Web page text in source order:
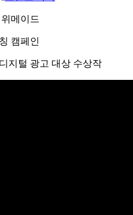
메이드
캠페인
지털 광고 대상 수상작